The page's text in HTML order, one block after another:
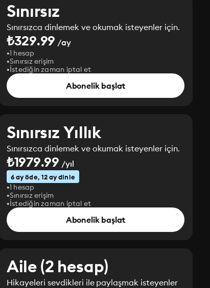
Sınırsız
Sınırsızca dinlemek ve okumak isteyenler için.
₺329.99 /ay
1 hesap
Sınırsız erişim
İstediğin zaman iptal et
Abonelik başlat
Sınırsız Yıllık
Sınırsızca dinlemek ve okumak isteyenler için.
₺1979.99 /yıl
6 ay öde, 12 ay dinle
1 hesap
Sınırsız erişim
İstediğin zaman iptal et
Abonelik başlat
Aile (2 hesap)
Hikayeleri sevdikleri ile paylaşmak isteyenler